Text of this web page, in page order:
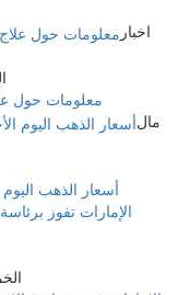
اخبار
معلومات حول
مال
أسعار الذهب
الخميس 23